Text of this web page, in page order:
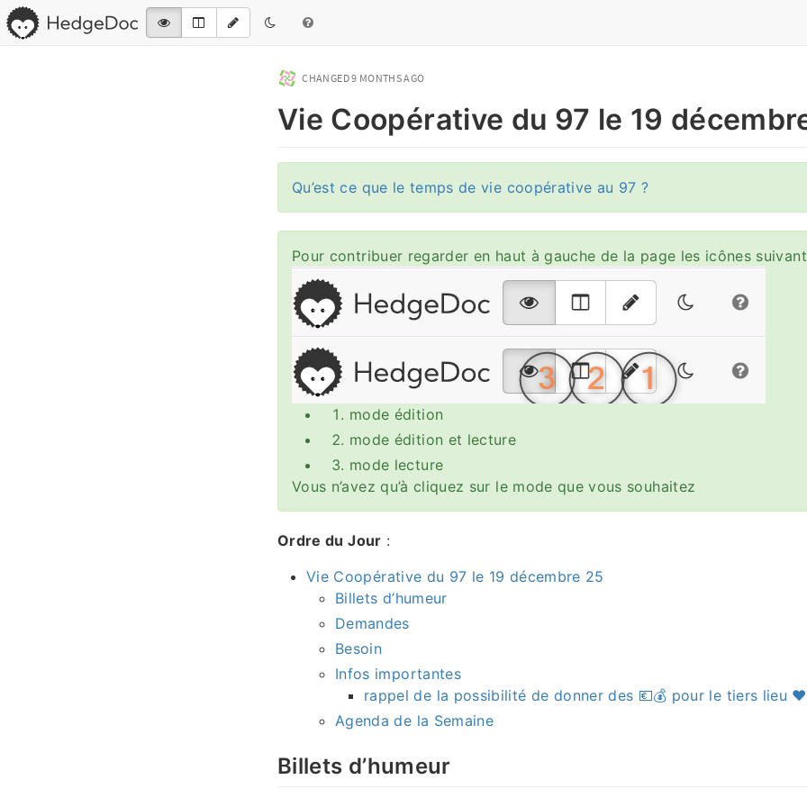
CHANGED9 MONTHS AGO
Vie Coopérative du 97 le 19
Qu’est ce que le temps de vie coopérative au 97 ?
Pour contribuer regarder en haut à gauche de la page les icônes
mode édition
mode édition et lecture
mode lecture
Vous n’avez qu’à cliquez sur le mode que vous souhaitez
Ordre du Jour :
Vie Coopérative du 97 le 19 décembre 25
Billets d’humeur
Demandes
Besoin
Infos importantes
rappel de la possibilité de donner des 💶💰 pour le tiers lieu
Agenda de la Semaine
Billets d’humeur